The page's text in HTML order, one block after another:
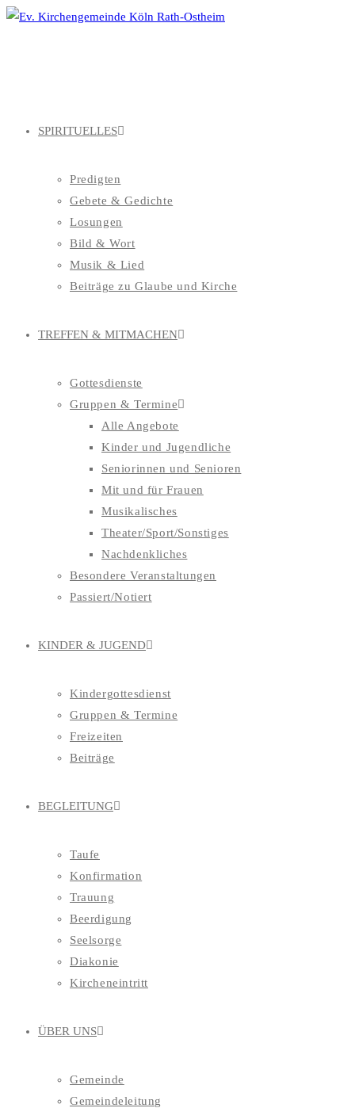
Zum
SPIRITUELLES
Predigten
Gebete & Gedichte
Losungen
Bild & Wort
Musik & Lied
Beiträge zu Glaube und Kirche
TREFFEN & MITMACHEN
Gottesdienste
Gruppen & Termine
Alle Angebote
Kinder und Jugendliche
Seniorinnen und Senioren
Mit und für Frauen
Musikalisches
Theater/Sport/Sonstiges
Nachdenkliches
Besondere Veranstaltungen
Passiert/Notiert
KINDER & JUGEND
Kindergottesdienst
Gruppen & Termine
Freizeiten
Beiträge
BEGLEITUNG
Taufe
Konfirmation
Trauung
Beerdigung
Seelsorge
Diakonie
Kircheneintritt
ÜBER UNS
Gemeinde
Gemeindeleitung